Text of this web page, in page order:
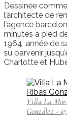
Dessinée
l’architecte de
l’agence
minutes à pied
1964, année de
su parvenir
Charlotte et
Villa La
González -